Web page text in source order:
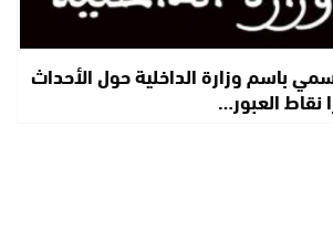
باسم وزارة الداخلية حول الأحداث
نقاط العبور…